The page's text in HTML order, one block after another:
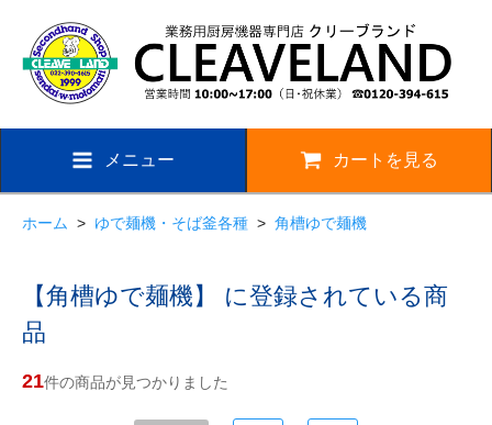
メニュー カートを見る
ホーム > ゆで麺機・そば釜各種 > 角槽ゆで麺機
【角槽ゆで麺機】 に登録されている商
品
21件の商品が見つかりました